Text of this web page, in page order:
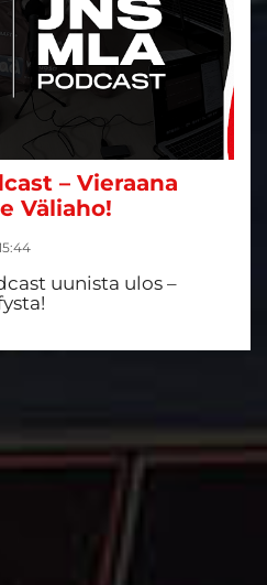
– Vieraana
Väliaho!
uunista ulos –